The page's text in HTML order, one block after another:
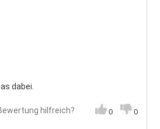
dabei.
hilfreich? 0 0